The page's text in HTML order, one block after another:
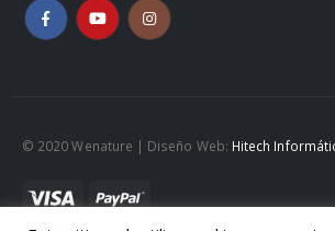
© 2020 Wenature | Diseño Web: Hitech